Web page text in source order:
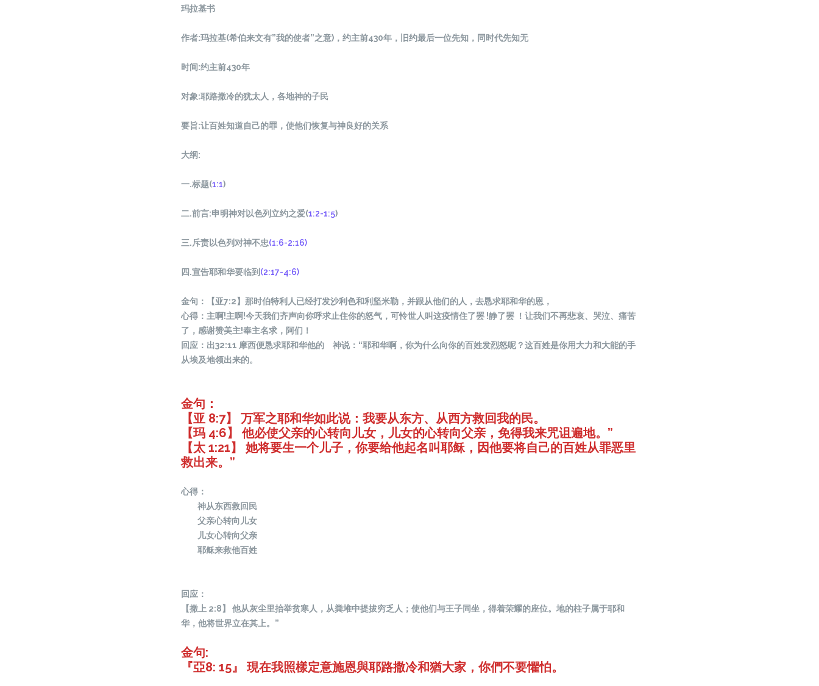
玛拉基书
作者:玛拉基(希伯来文有”我的使者”之意)，约主前430年，旧约最后一位先知，同时代先知无
时间:约主前430年
对象:耶路撒冷的犹太人，各地神的子民
要旨:让百姓知道自己的罪，使他们恢复与神良好的关系
大纲:
一.标题(1:1)
二.前言:申明神对以色列立约之爱(1:2-1:5)
三.斥责以色列对神不忠(1:6-2:16)
四.宣告耶和华要临到 (2:17-4:6)
金句：【亚7:2】那时伯特利人已经打发沙利色和利 坚米勒，并跟从他们的人，去恳求耶和华的恩，
心得：主啊!主啊!今天我们齐声向你呼求止住你的怒气，可怜世人叫这疫情住了罢 !静了罢 ！ 让我们不再悲哀、哭泣、痛苦
了，感谢赞美主!奉主名求，阿们 ！
回应 ：出32:11 摩西便恳求耶和华他的 神说 ： “耶和华啊，你为什么向你的百姓发烈怒呢？这百姓是你用大力和大能的手
从埃及地领出来的。
金句：
【亚 8:7】 万军之耶和华如此说：我要从东方、从西方救回我的民。
【玛 4:6】 他必使父亲的心转向儿女，儿女的心转向父亲，免得我来咒诅遍地。”
【太 1:21】 她将要生一个儿子，你要给他起名叫耶稣，因他要将自己的百姓从罪恶里
救出来。”
心得：
神从东西救回民
父亲心转向儿女
儿女心转向父亲
耶稣来救他百姓
回应：
【撒上 2:8】 他从灰尘里抬举贫寒人，从粪堆中提拔穷乏人；使他们与王子同坐，得着荣耀的座位。地的柱子属于耶和
华，他将世界立在其上。”
金句:
『亞8: 15』 現在我照樣定意施恩與耶路撒冷和猶大家，你們不要懼怕。